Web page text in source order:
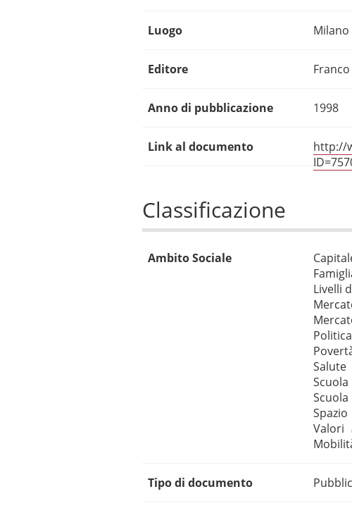
Luogo Milano
Editore
Anno di pubblicazione 1998
Link al documento
http://
Classificazione
Ambito Sociale
Livelli
Politica
Salute
Scuola
Scuola
Spazio
Valori
Tipo di documento